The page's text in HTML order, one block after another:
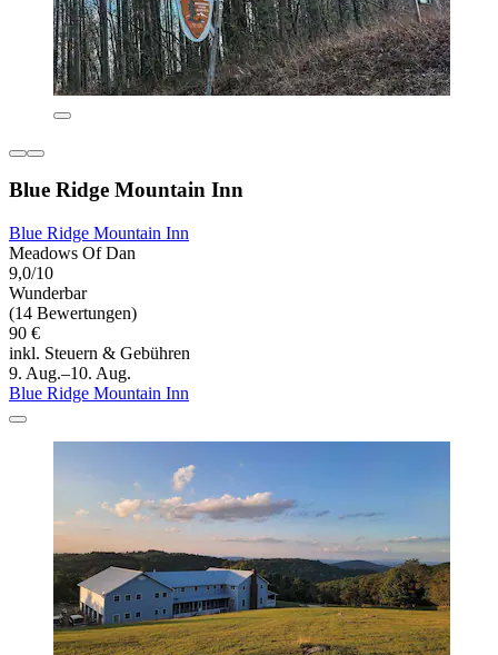
Blue Ridge Mountain Inn
Blue Ridge Mountain Inn
Meadows Of Dan
9,0/10
Wunderbar
(14 Bewertungen)
90 €
inkl. Steuern & Gebühren
9. Aug.–10. Aug.
Blue Ridge Mountain Inn